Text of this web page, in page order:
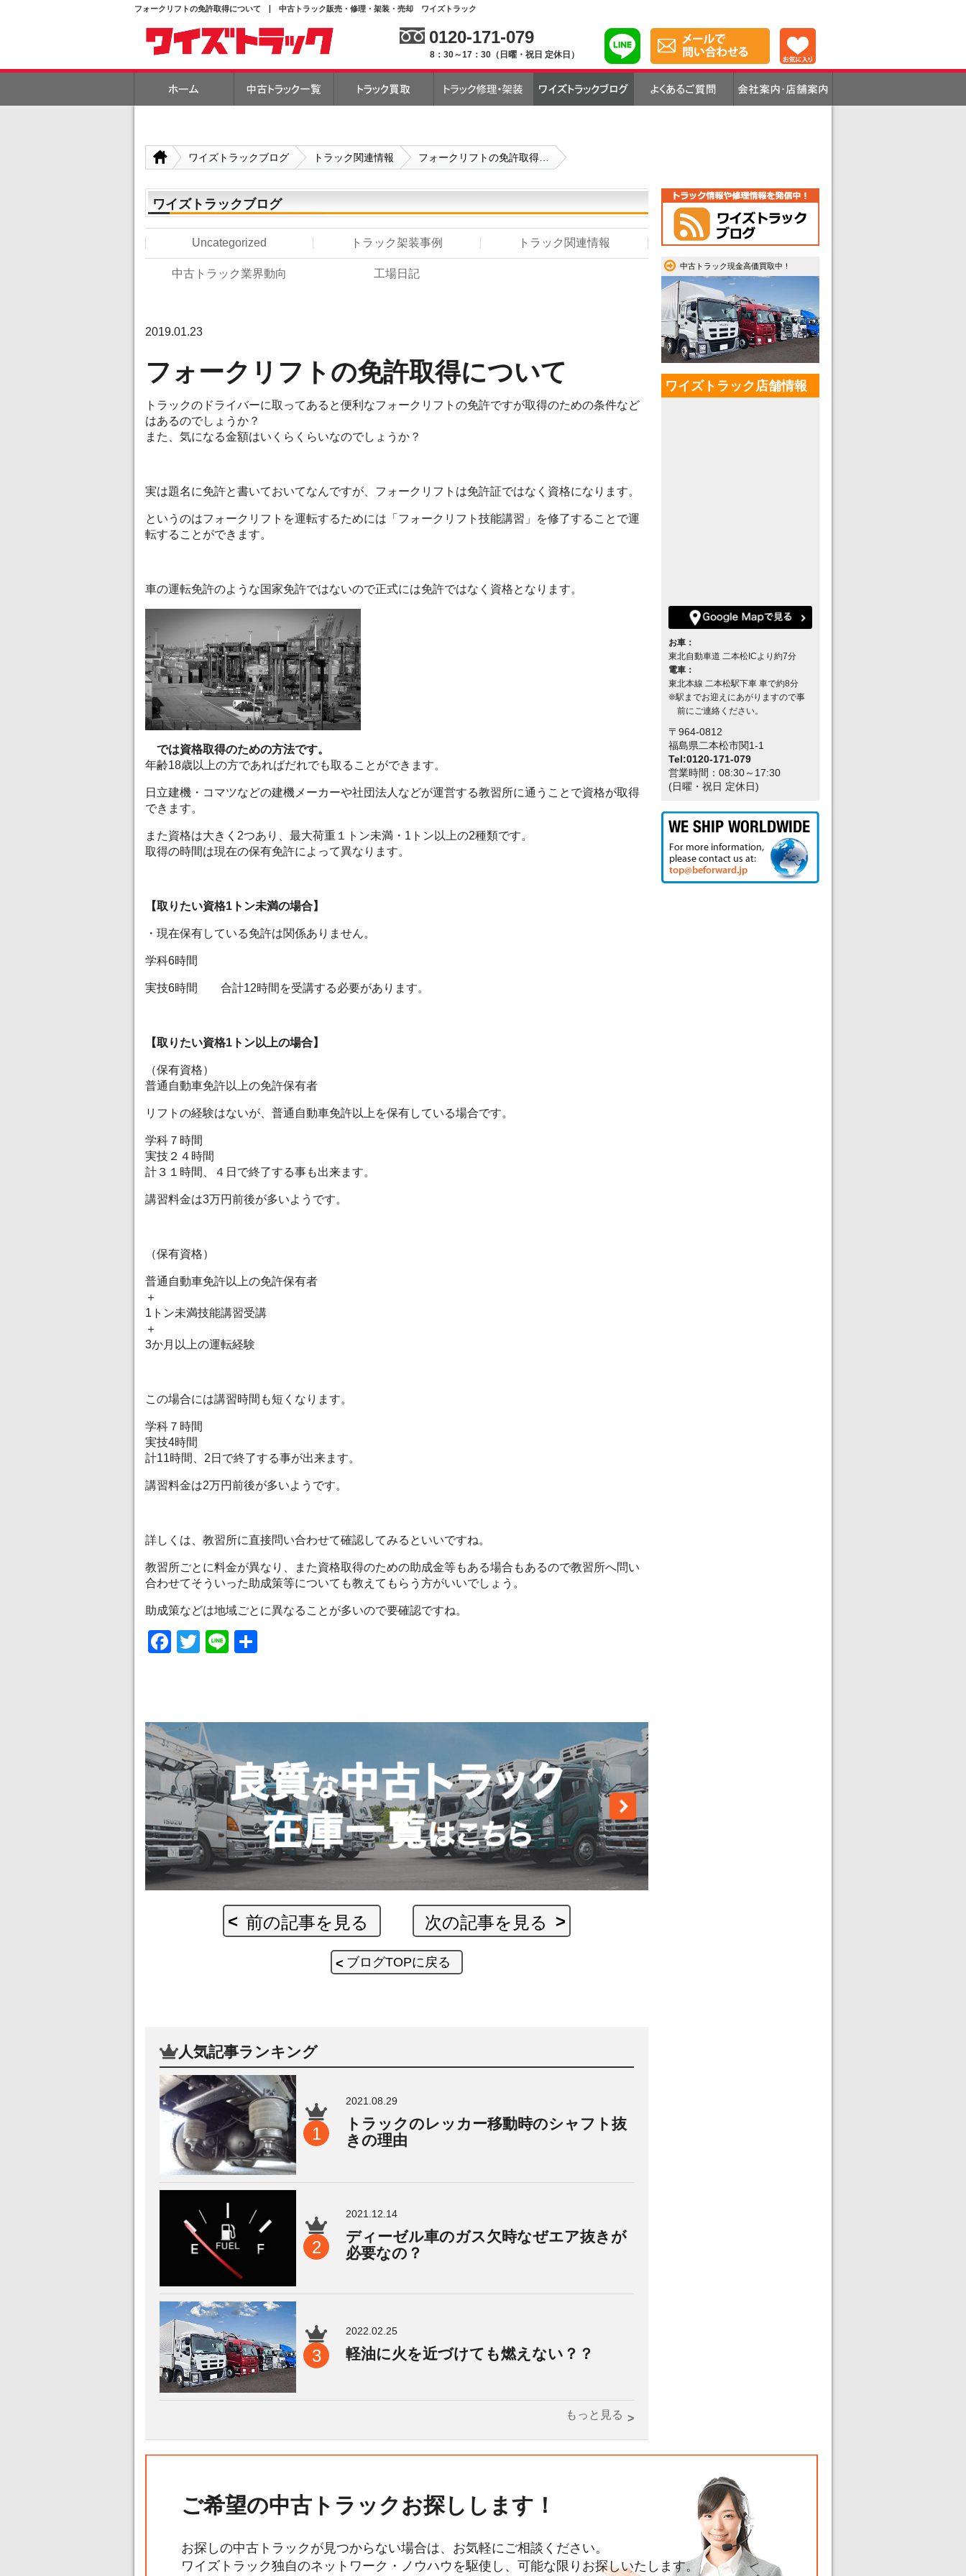
フォークリフトの免許取得について | 中古トラック販売・修理・架装・売却 ワイズトラック
0120-171-079
8：30～17：30（日曜・祝日 定休日）
ワイズトラックブログ トラック関連情報 フォークリフトの免許取得…
ワイズトラックブログ
Uncategorized トラック架装事例 トラック関連情報
中古トラック業界動向 工場日記
2019.01.23
フォークリフトの免許取得について
トラックのドライバーに取ってあると便利なフォークリフトの免許ですが取得のための条件など
はあるのでしょうか？
また、気になる金額はいくらくらいなのでしょうか？
実は題名に免許と書いておいてなんですが、フォークリフトは免許証ではなく資格になります。
というのはフォークリフトを運転するためには「フォークリフト技能講習」を修了することで運
転することができます。
車の運転免許のような国家免許ではないので正式には免許ではなく資格となります。
では資格取得のための方法です。
年齢18歳以上の方であればだれでも取ることができます。
日立建機・コマツなどの建機メーカーや社団法人などが運営する教習所に通うことで資格が取得
できます。
また資格は大きく2つあり、最大荷重１トン未満・1トン以上の2種類です。
取得の時間は現在の保有免許によって異なります。
【取りたい資格1トン未満の場合】
・現在保有している免許は関係ありません。
学科6時間
実技6時間 合計12時間を受講する必要があります。
【取りたい資格1トン以上の場合】
（保有資格）
普通自動車免許以上の免許保有者
リフトの経験はないが、普通自動車免許以上を保有している場合です。
学科７時間
実技２４時間
計３１時間、４日で終了する事も出来ます。
講習料金は3万円前後が多いようです。
（保有資格）
普通自動車免許以上の免許保有者
＋
1トン未満技能講習受講
＋
3か月以上の運転経験
この場合には講習時間も短くなります。
学科７時間
実技4時間
計11時間、2日で終了する事が出来ます。
講習料金は2万円前後が多いようです。
詳しくは、教習所に直接問い合わせて確認してみるといいですね。
教習所ごとに料金が異なり、また資格取得のための助成金等もある場合もあるので教習所へ問い
合わせてそういった助成策等についても教えてもらう方がいいでしょう。
助成策などは地域ごとに異なることが多いので要確認ですね。
Facebook
Twitter
Line
前の記事を見る 次の記事を見る
ブログTOPに戻る
人気記事ランキング
1
2021.08.29
トラックのレッカー移動時のシャフト抜
きの理由
2
2021.12.14
ディーゼル車のガス欠時なぜエア抜きが
必要なの？
3
2022.02.25
軽油に火を近づけても燃えない？？
もっと見る
中古トラック現金高価買取中！
ワイズトラック店舗情報
お車：
東北自動車道 二本松ICより約7分
電車：
東北本線 二本松駅下車 車で約8分
❊駅までお迎えにあがりますので事
前にご連絡ください。
〒964-0812
福島県二本松市関1-1
Tel:0120-171-079
営業時間：08:30～17:30
(日曜・祝日 定休日)
ご希望の中古トラックお探しします！
お探しの中古トラックが見つからない場合は、お気軽にご相談ください。
ワイズトラック独自のネットワーク・ノウハウを駆使し、可能な限りお探しいたします。